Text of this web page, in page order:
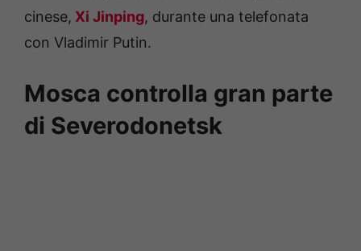
cinese, Xi Jinping, durante una telefonata
con Vladimir Putin.
Mosca controlla gran parte
di Severodonetsk